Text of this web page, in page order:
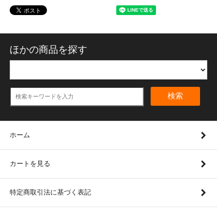
ほかの商品を探す
検索
ホーム
カートを見る
特定商取引法に基づく表記